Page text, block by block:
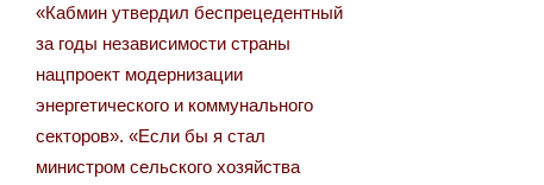
«Кабмин утвердил беспрецедентный
за годы независимости страны
нацпроект модернизации
энергетического и коммунального
секторов». «Если бы я стал
министром сельского хозяйства